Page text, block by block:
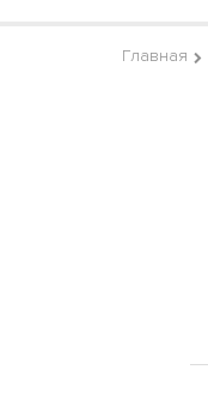
Главная